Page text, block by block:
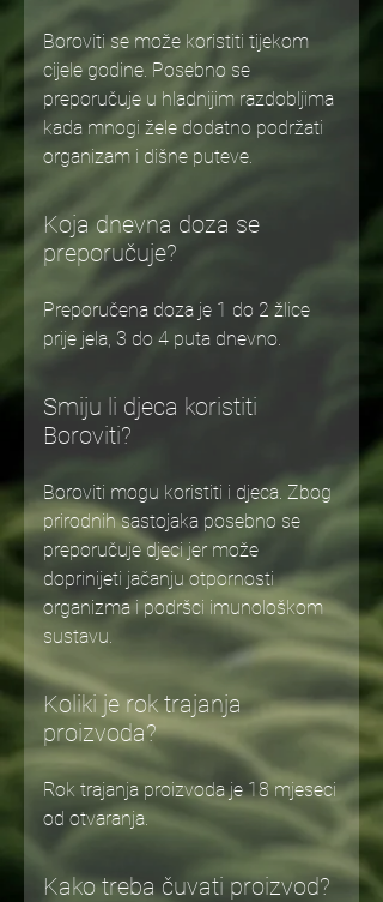
Boroviti se može koristiti tijekom
cijele godine. Posebno se
preporučuje u hladnijim razdobljima
kada mnogi žele dodatno podržati
organizam i dišne puteve.
Koja dnevna doza se
preporučuje?
Preporučena doza je 1 do 2 žlice
prije jela, 3 do 4 puta dnevno.
Smiju li djeca koristiti
Boroviti?
Boroviti mogu koristiti i djeca. Zbog
prirodnih sastojaka posebno se
preporučuje djeci jer može
doprinijeti jačanju otpornosti
organizma i podršci imunološkom
sustavu.
Koliki je rok trajanja
proizvoda?
Rok trajanja proizvoda je 18 mjeseci
od otvaranja.
Kako treba čuvati proizvod?